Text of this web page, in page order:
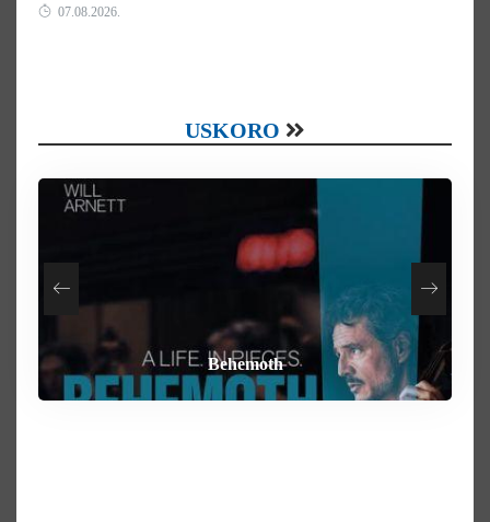
07.08.2026.
USKORO
Heart of the Beast
Behemoth
How To Rob A Bank
By Any Means